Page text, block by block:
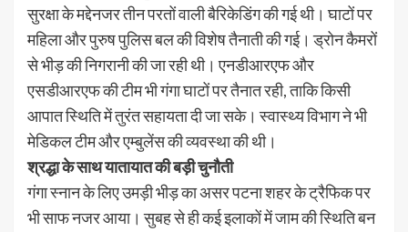
सुरक्षा के मद्देनजर तीन परतों वाली बैरिकेडिंग की गई थी। घाटों पर
महिला और पुरुष पुलिस बल की विशेष तैनाती की गई। ड्रोन कैमरों
से भीड़ की निगरानी की जा रही थी। एनडीआरएफ और
एसडीआरएफ की टीम भी गंगा घाटों पर तैनात रही, ताकि किसी
आपात स्थिति में तुरंत सहायता दी जा सके। स्वास्थ्य विभाग ने भी
मेडिकल टीम और एम्बुलेंस की व्यवस्था की थी।
श्रद्धा के साथ यातायात की बड़ी चुनौती
गंगा स्नान के लिए उमड़ी भीड़ का असर पटना शहर के ट्रैफिक पर
भी साफ नजर आया। सुबह से ही कई इलाकों में जाम की स्थिति बन